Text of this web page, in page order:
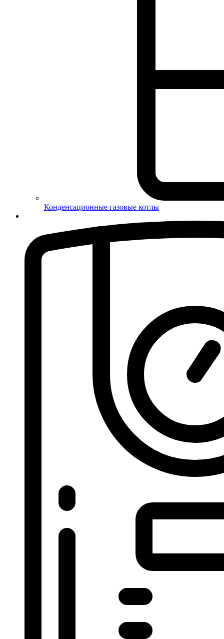
Конденсационные газовые котлы